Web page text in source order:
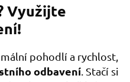
Využijte
pohodlí a rychlost,
odbavení . Stačí si